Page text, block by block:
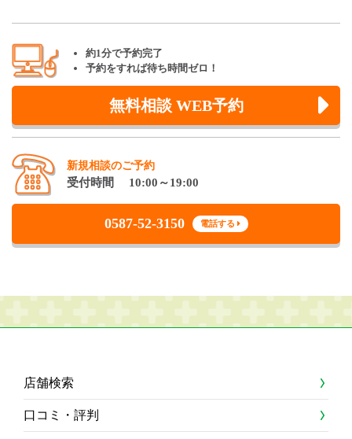
約1分で予約完了
予約をすれば待ち時間ゼロ！
無料相談 WEB予約
新規相談のご予約
受付時間 10:00～19:00
0587-52-3150 電話する
店舗検索
口コミ・評判